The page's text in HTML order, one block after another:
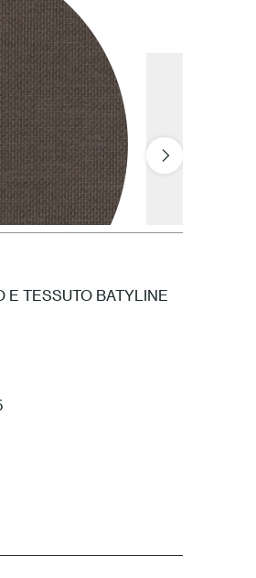
E TESSUTO BATYLINE